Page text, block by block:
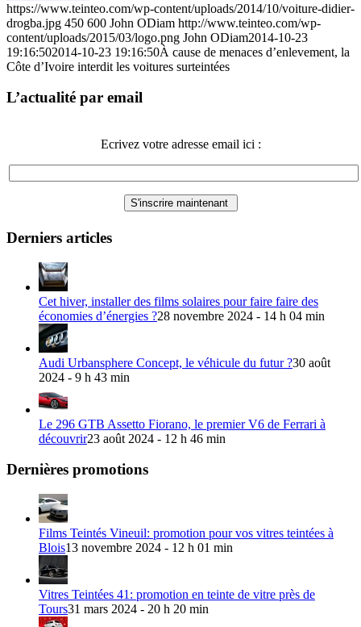
https://www.teinteo.com/wp-content/uploads/2014/10/voiture-didier-
drogba.jpg 450 600 John ODiam http://www.teinteo.com/wp-
content/uploads/2015/03/logo.png John ODiam2014-10-23
19:16:502014-10-23 19:16:50À cause de menaces d’enlevement, la
Côte d’Ivoire interdit les voitures surteintées
L’actualité par email
Ecrivez votre adresse email ici :
Derniers articles
Cet hiver, installer des films solaires pour faire faire des
économies d’énergies ?28 novembre 2024 - 14 h 04 min
Audi Urbansphere Concept, le véhicule du futur ?30 août
2024 - 9 h 43 min
Le 296 GTB Assetto Fiorano, le premier V6 de Ferrari à
découvrir23 août 2024 - 12 h 46 min
Dernières promotions
Films Teintés Vineuil: promotion pour vos vitres teintées à
Blois13 novembre 2024 - 12 h 01 min
Vitres Teintées 41: promotion en teinte de vitre près de
Tours31 mars 2024 - 20 h 20 min